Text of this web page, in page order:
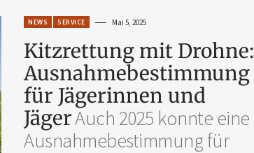
NEWS SERVICE Mai 5, 2025
Kitzrettung mit Drohne:
Ausnahmebestimmung
für Jägerinnen und
JägerAuch 2025 konnte eine
Ausnahmebestimmung für